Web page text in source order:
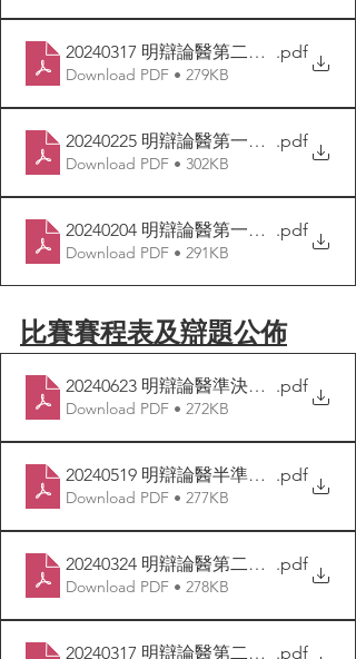
20240317 明辯論醫第二回合初賽首日
.pdf
Download PDF • 279KB
20240225 明辯論醫第一回合初賽次日
.pdf
Download PDF • 302KB
20240204 明辯論醫第一回合初賽首日
.pdf
Download PDF • 291KB
比賽賽程表及辯題公佈
20240623 明辯論醫準決賽賽程表
.pdf
Download PDF • 272KB
20240519 明辯論醫半準決賽賽程表
.pdf
Download PDF • 277KB
20240324 明辯論醫第二回合初賽次日
.pdf
Download PDF • 278KB
20240317 明辯論醫第二回合初賽首日
.pdf